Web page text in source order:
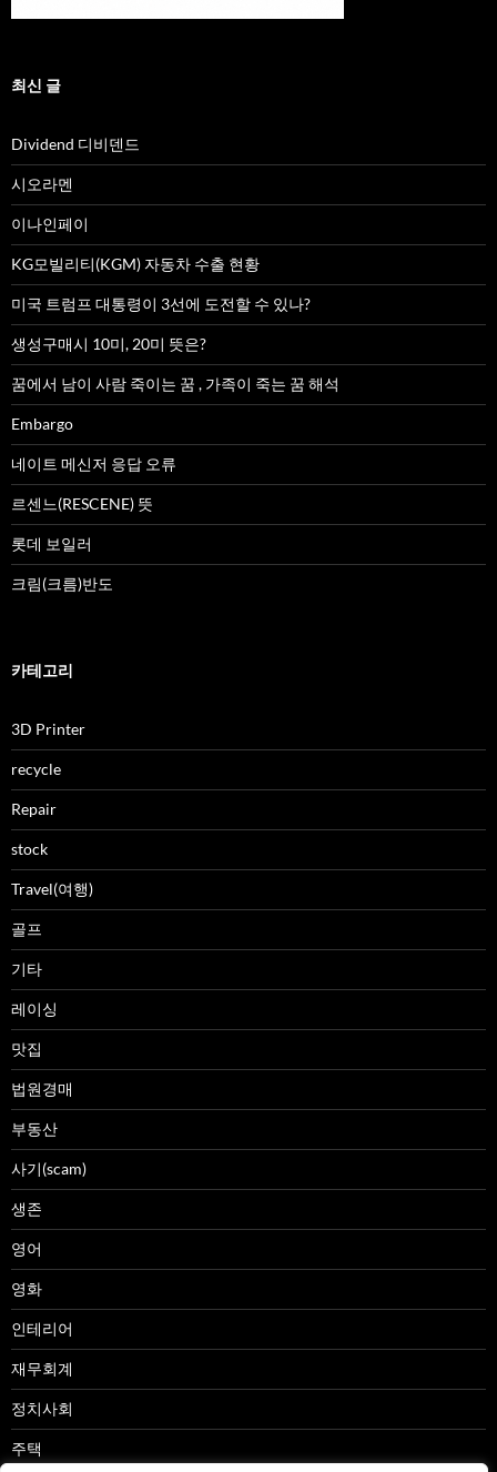
최신 글
Dividend 디비덴드
시오라멘
이나인페이
KG모빌리티(KGM) 자동차 수출 현황
미국 트럼프 대통령이 3선에 도전할 수 있나?
생성구매시 10미, 20미 뜻은?
꿈에서 남이 사람 죽이는 꿈 , 가족이 죽는 꿈 해석
Embargo
네이트 메신저 응답 오류
르센느(RESCENE) 뜻
롯데 보일러
크림(크름)반도
카테고리
3D Printer
recycle
Repair
stock
Travel(여행)
골프
기타
레이싱
맛집
법원경매
부동산
사기(scam)
생존
영어
영화
인테리어
재무회계
정치사회
주택